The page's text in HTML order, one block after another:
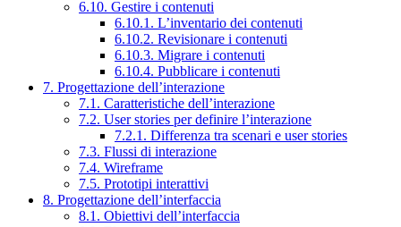
6.10. Gestire i contenuti
6.10.1. L’inventario dei contenuti
6.10.2. Revisionare i contenuti
6.10.3. Migrare i contenuti
6.10.4. Pubblicare i contenuti
7. Progettazione dell’interazione
7.1. Caratteristiche dell’interazione
7.2. User stories per definire l’interazione
7.2.1. Differenza tra scenari e user stories
7.3. Flussi di interazione
7.4. Wireframe
7.5. Prototipi interattivi
8. Progettazione dell’interfaccia
8.1. Obiettivi dell’interfaccia